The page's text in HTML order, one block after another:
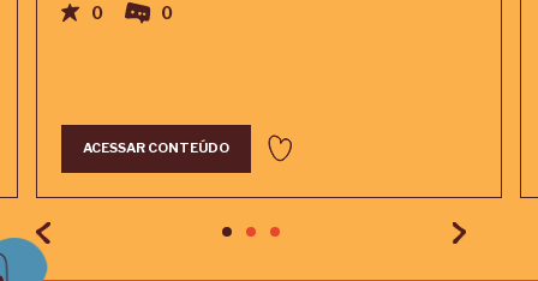
0 0
ACESSAR CONTEÚDO